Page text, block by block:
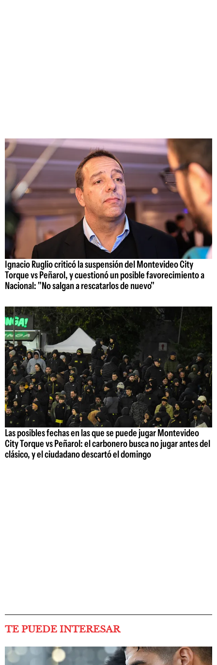
Ignacio Ruglio criticó la suspensión del Montevideo City
Torque vs Peñarol, y cuestionó un posible favorecimiento a
Nacional: "No salgan a rescatarlos de nuevo"
Las posibles fechas en las que se puede jugar Montevideo
City Torque vs Peñarol: el carbonero busca no jugar antes del
clásico, y el ciudadano descartó el domingo
TE PUEDE INTERESAR